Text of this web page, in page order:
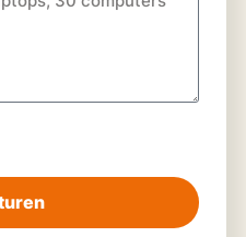
-Hoe
invijf eenvoudige